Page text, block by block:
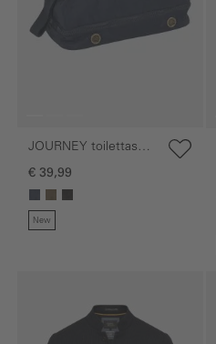
JOURNEY toilettas
van nylon
€ 39,99
New